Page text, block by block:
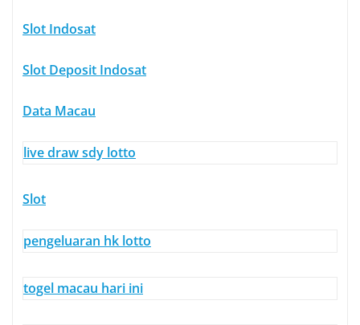
Slot Indosat
Slot Deposit Indosat
Data Macau
live draw sdy lotto
Slot
pengeluaran hk lotto
togel macau hari ini